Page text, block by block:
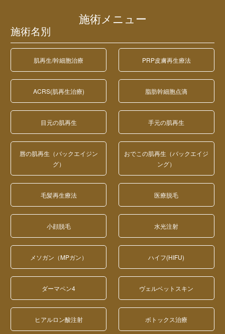
施術メニュー
施術名別
肌再生/幹細胞治療 PRP皮膚再生療法
ACRS(肌再生治療) 脂肪幹細胞点滴
目元の肌再生 手元の肌再生
唇の肌再生（バックエイジン
グ）
おでこの肌再生（バックエイジ
ング）
毛髪再生療法 医療脱毛
小顔脱毛 水光注射
メソガン（MPガン） ハイフ(HIFU)
ダーマペン4 ヴェルベットスキン
ヒアルロン酸注射 ボトックス治療